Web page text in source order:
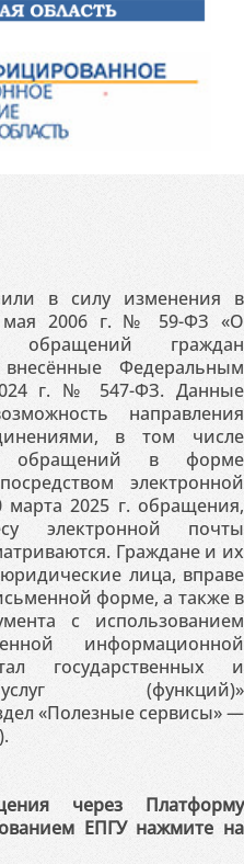
в силу изменения в
мая 2006 г. № 59-ФЗ «О
обращений граждан
Федеральным
г. № 547-ФЗ. Данные
направления
в том числе
обращений в форме
электронной
2025 г. обращения,
электронной почты
Граждане и их
лица, вправе
форме, а также в
с использованием
информационной
государственных и
(функций)»
«Полезные сервисы» —
через Платформу
ЕПГУ нажмите на